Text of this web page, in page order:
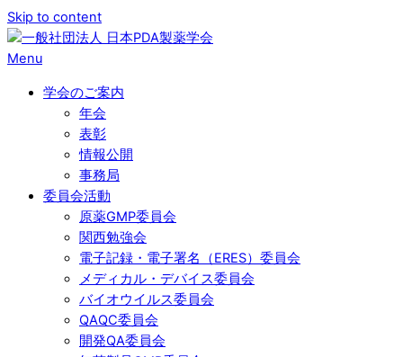
Skip to content
Menu
学会のご案内
年会
表彰
情報公開
事務局
委員会活動
原薬GMP委員会
関西勉強会
電子記録・電子署名（ERES）委員会
メディカル・デバイス委員会
バイオウイルス委員会
QAQC委員会
開発QA委員会